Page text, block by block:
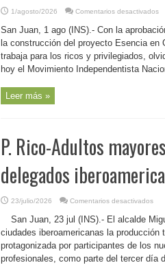
1/agosto/2026 Comentarios desactivados
el
el
en
San Juan, 1 ago (INS).- Con la
la construcción del proyecto Esencia en
trabaja para los ricos y privilegiados,
hoy el Movimiento Independentista
Leer más »
P. Rico-Adultos
delegados
23/julio/2026 Comentarios desactivados
Rico-
de
San
San Juan, 23 jul (INS).- El alcalde
ciudades iberoamericanas la producción
protagonizada por participantes de los
profesionales, como parte del tercer día